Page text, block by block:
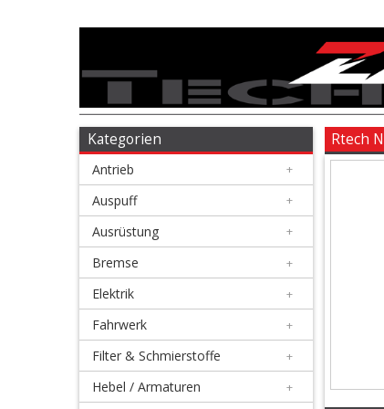
Antrieb
Auspuff
Ausrüstung
Bremse
Elektrik
Fahrwerk
Kategorien
Antrieb +
Auspuff +
Ausrüstung +
Bremse +
Elektrik +
Fahrwerk +
Filter & Schmierstoffe +
Hebel / Armaturen +
Rtech